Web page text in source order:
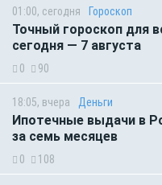
01:00, сегодня Гороскоп
Точный гороскоп для
сегодня — 7 августа
0 90
18:05, вчера Деньги
Ипотечные выдачи в
за семь месяцев
0 108